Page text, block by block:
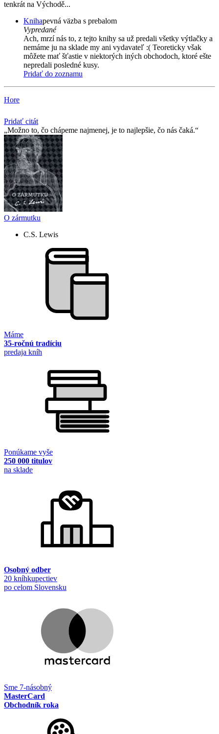
tenkrát na Východě...
Knihapevná väzba s prebalom
Vypredané
Ach, mrzí nás to, z tejto knihy sa už predali všetky výtlačky a
nemáme ju na sklade my ani vydavateľ :( Teoreticky však
môžete mať šťastie v niektorých iných obchodoch, ktoré ešte
nepredali posledné kusy.
Pridať do zoznamu
Hore
Pridať citát
Možno to, čo chápeme najmenej, je to najlepšie, čo nás čaká.
O zármutku
C.S. Lewis
Máme
35-ročnú tradíciu
predaja kníh
Ponúkame vyše
250 000 titulov
na sklade
Osobný odber
20 kníhkupectiev
po celom Slovensku
Sme 7-násobný
MasterCard
Obchodník roka